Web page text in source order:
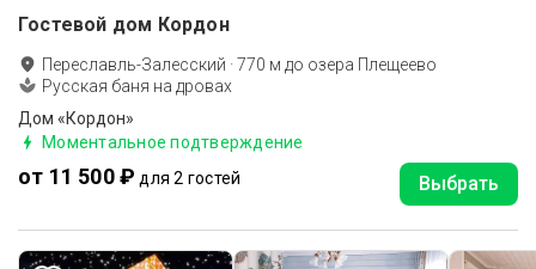
Гостевой дом Кордон
Переславль-Залесский ·770 м до озера Плещеево
Русская баня на дровах
Дом «Кордон»
Моментальное подтверждение
от 11 500 ₽ для 2 гостей Выбрать